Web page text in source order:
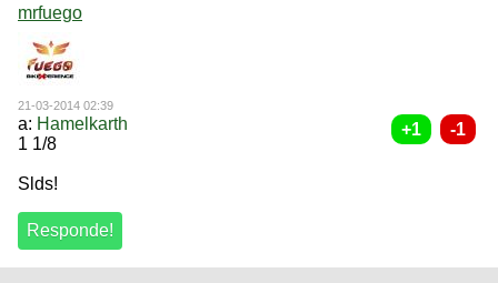
mrfuego
21-03-2014 02:39
a: Hamelkarth
1 1/8
Slds!